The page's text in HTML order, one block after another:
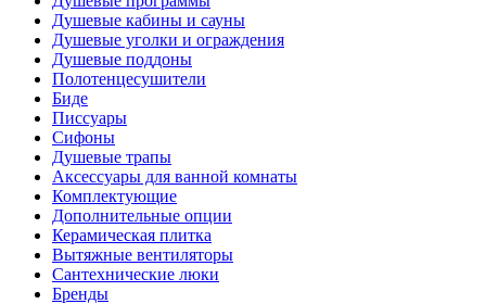
Душевые кабины и сауны
Душевые уголки и ограждения
Душевые поддоны
Полотенцесушители
Биде
Писсуары
Сифоны
Душевые трапы
Аксессуары для ванной комнаты
Комплектующие
Дополнительные опции
Керамическая плитка
Вытяжные вентиляторы
Сантехнические люки
Бренды